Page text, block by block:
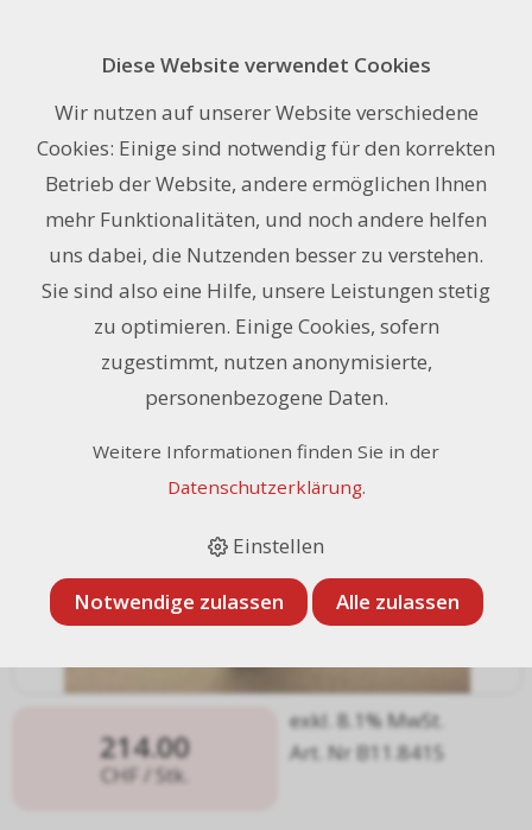
cm
214.00
CHF / Stk.
exkl. 8.1% MwSt.
Art. Nr B11.8415
Diese Website verwendet Cookies
Wir nutzen auf unserer Website verschiedene
Cookies: Einige sind notwendig für den korrekten
Betrieb der Website, andere ermöglichen Ihnen
mehr Funktionalitäten, und noch andere helfen
uns dabei, die Nutzenden besser zu verstehen.
Sie sind also eine Hilfe, unsere Leistungen stetig
zu optimieren. Einige Cookies, sofern
zugestimmt, nutzen anonymisierte,
personenbezogene Daten.
Weitere Informationen finden Sie in der
Datenschutzerklärung.
Einstellen
Notwendige zulassen Alle zulassen